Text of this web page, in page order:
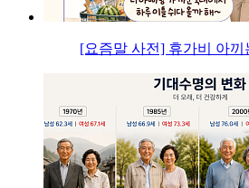
[요즘말 사전] 휴가비 아끼